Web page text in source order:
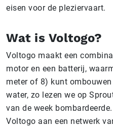
eisen voor de pleziervaart.
Wat is Voltogo?
Voltogo maakt een
motor en een batterij,
meter of 8) kunt ombouwen
water, zo lezen we op
van de week
Voltogo aan een netwerk